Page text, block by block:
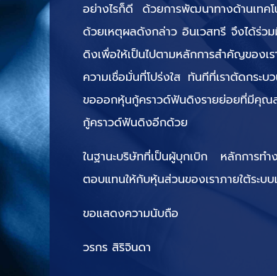
อย่างไรก็ดี ด้วยการพัฒนาทางด้านเทคโน
ด้วยเหตุผลดังกล่าว อินเวสทรี จึงได้ร่ว
ดิงเพื่อให้เป็นไปตามหลักการสำคัญของ
ความเชื่อมั่นที่โปร่งใส ทันทีที่เราตัดกระ
ขอออกหุ้นกู้คราวด์ฟันดิงรายย่อยที่มีคุณ
กู้คราวด์ฟันดิงอีกด้วย
ในฐานะบริษัทที่เป็นผู้บุกเบิก หลักการท
ตอบแทนให้กับหุ้นส่วนของเราภายใต้ระบ
ขอแสดงความนับถือ
วรกร สิริจินดา